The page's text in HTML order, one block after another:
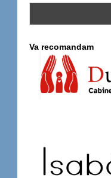
Va recomandam